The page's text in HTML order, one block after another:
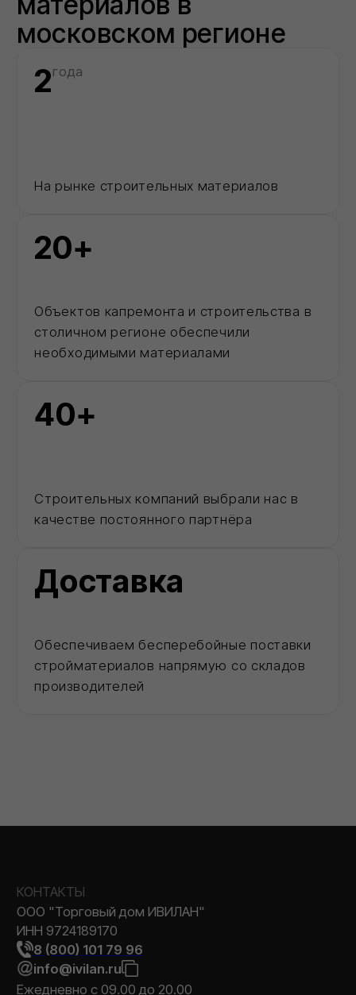
Каталог